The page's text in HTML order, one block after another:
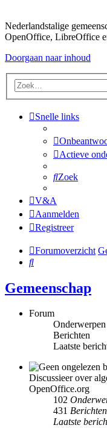
Nederlandstalige
OpenOffice, LibreOffice
Doorgaan naar inhoud
Snelle links
Actieve
Zoek
V&A
Aanmelden
Registreer
Forumoverzicht
Zoek
Gemeenschap
Forum
Onderwerpen
Berichten
Laatste
Discussieer over
OpenOffice.org
102
431 Berichten
Laatste